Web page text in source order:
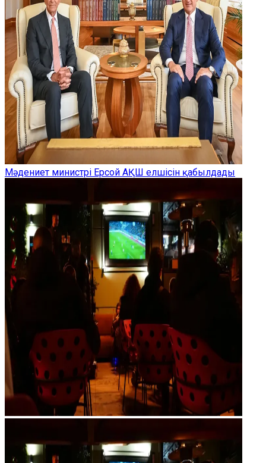
Мәдениет министрі Ерсой АҚШ елшісін қабылдады